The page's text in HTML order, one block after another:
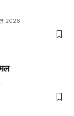
जून 2026…